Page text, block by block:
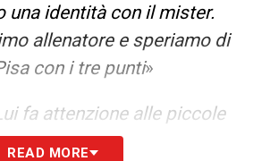
una identità con il mister.
allenatore e speriamo di
con i tre punti»
fa attenzione alle piccole
non staremmo
READ MORE